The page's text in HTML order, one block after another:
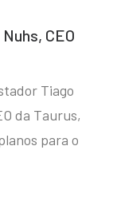
CEO
Tiago
da Taurus,
para o